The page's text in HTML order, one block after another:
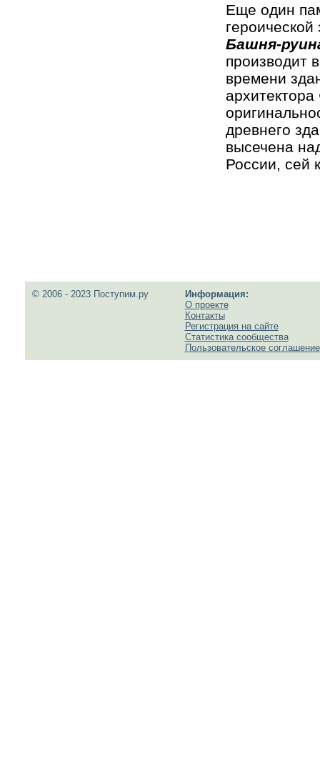
Еще один
Башня-
производит
времени
древнего
высечена
России, сей
© 2006 - 2023 Поступим.ру
Информация:
О проекте
Контакты
Регистрация на сайте
Статистика сообщества
Пользовательское соглашение